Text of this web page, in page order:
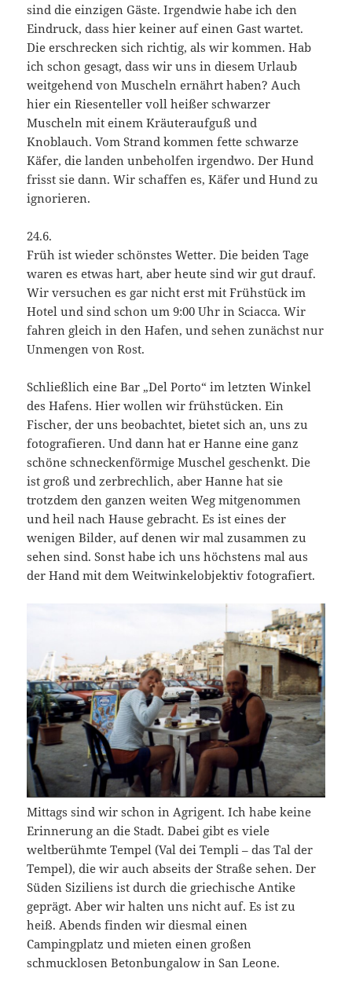
sind die einzigen Gäste. Irgendwie habe ich den
Eindruck, dass hier keiner auf einen Gast wartet.
Die erschrecken sich richtig, als wir kommen. Hab
ich schon gesagt, dass wir uns in diesem Urlaub
weitgehend von Muscheln ernährt haben? Auch
hier ein Riesenteller voll heißer schwarzer
Muscheln mit einem Kräuteraufguß und
Knoblauch. Vom Strand kommen fette schwarze
Käfer, die landen unbeholfen irgendwo. Der Hund
frisst sie dann. Wir schaffen es, Käfer und Hund zu
ignorieren.
24.6.
Früh ist wieder schönstes Wetter. Die beiden Tage
waren es etwas hart, aber heute sind wir gut drauf.
Wir versuchen es gar nicht erst mit Frühstück im
Hotel und sind schon um 9:00 Uhr in Sciacca. Wir
fahren gleich in den Hafen, und sehen zunächst nur
Unmengen von Rost.
Schließlich eine Bar „Del Porto“ im letzten Winkel
des Hafens. Hier wollen wir frühstücken. Ein
Fischer, der uns beobachtet, bietet sich an, uns zu
fotografieren. Und dann hat er Hanne eine ganz
schöne schneckenförmige Muschel geschenkt. Die
ist groß und zerbrechlich, aber Hanne hat sie
trotzdem den ganzen weiten Weg mitgenommen
und heil nach Hause gebracht. Es ist eines der
wenigen Bilder, auf denen wir mal zusammen zu
sehen sind. Sonst habe ich uns höchstens mal aus
der Hand mit dem Weitwinkelobjektiv fotografiert.
Mittags sind wir schon in Agrigent. Ich habe keine
Erinnerung an die Stadt. Dabei gibt es viele
weltberühmte Tempel (Val dei Templi – das Tal der
Tempel), die wir auch abseits der Straße sehen. Der
Süden Siziliens ist durch die griechische Antike
geprägt. Aber wir halten uns nicht auf. Es ist zu
heiß. Abends finden wir diesmal einen
Campingplatz und mieten einen großen
schmucklosen Betonbungalow in San Leone.